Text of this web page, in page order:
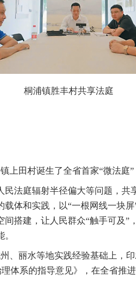
桐浦镇胜丰村共享法庭
上田村诞生了全省首家“微法庭
民法庭辐射半径偏大等问题，共
体和实践，以“一根网线一块屏
搭建，让人民群众“触手可及”
、丽水等地实践经验基础上，
体系的指导意见》，在全省推进